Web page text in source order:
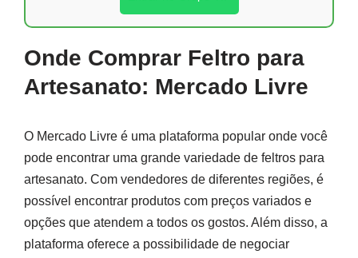
Onde Comprar Feltro para
Artesanato: Mercado Livre
O Mercado Livre é uma plataforma popular onde você
pode encontrar uma grande variedade de feltros para
artesanato. Com vendedores de diferentes regiões, é
possível encontrar produtos com preços variados e
opções que atendem a todos os gostos. Além disso, a
plataforma oferece a possibilidade de negociar